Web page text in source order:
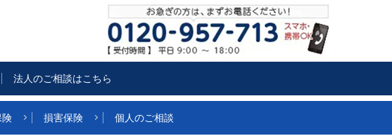
法人のご相談はこちら
険 損害保険 個人のご相談